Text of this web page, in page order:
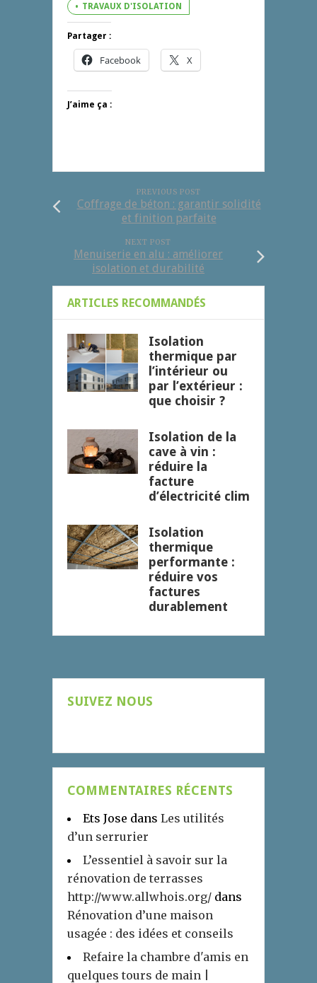
TRAVAUX D'ISOLATION
Partager :
Facebook X
J’aime ça :
PREVIOUS POST
Coffrage de béton : garantir solidité
et finition parfaite
NEXT POST
Menuiserie en alu : améliorer
isolation et durabilité
ARTICLES RECOMMANDÉS
Isolation
thermique par
l’intérieur ou
par l’extérieur :
que choisir ?
Isolation de la
cave à vin :
réduire la
facture
d’électricité clim
Isolation
thermique
performante :
réduire vos
factures
durablement
SUIVEZ NOUS
COMMENTAIRES RÉCENTS
Ets Jose dans Les utilités
d’un serrurier
L’essentiel à savoir sur la
rénovation de terrasses
http://www.allwhois.org/ dans
Rénovation d’une maison
usagée : des idées et conseils
Refaire la chambre d'amis en
quelques tours de main |